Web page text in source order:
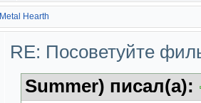
Metal Hearth
RE: Посоветуйте
Summer) писал(а):